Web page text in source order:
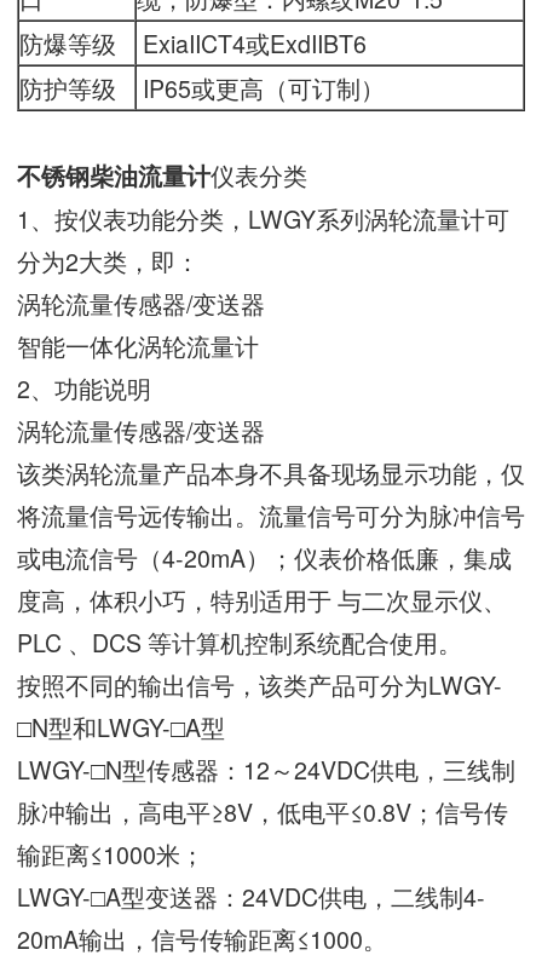
防爆等级
ExiaIICT4或ExdIIBT6
防护等级
IP65或更高（可订制）
不锈钢柴油流量计仪表分类
1、按仪表功能分类，LWGY系列涡轮流量计可
分为2大类，即：
涡轮流量传感器/变送器
智能一体化涡轮流量计
2、功能说明
涡轮流量传感器/变送器
该类涡轮流量产品本身不具备现场显示功能，仅
将流量信号远传输出。流量信号可分为脉冲信号
或电流信号（4-20mA）；仪表价格低廉，集成
度高，体积小巧，特别适用于 与二次显示仪、
PLC 、DCS 等计算机控制系统配合使用。
按照不同的输出信号，该类产品可分为LWGY-
□N型和LWGY-□A型
LWGY-□N型传感器：12～24VDC供电，三线制
脉冲输出，高电平≥8V，低电平≤0.8V；信号传
输距离≤1000米；
LWGY-□A型变送器：24VDC供电，二线制4-
20mA输出，信号传输距离≤1000。